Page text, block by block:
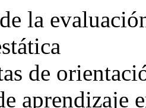
la
de
aprendizaje